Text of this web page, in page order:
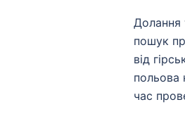
Долання
пошук
від
польова
час